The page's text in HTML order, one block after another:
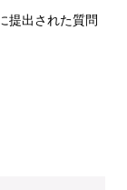
提出された質問